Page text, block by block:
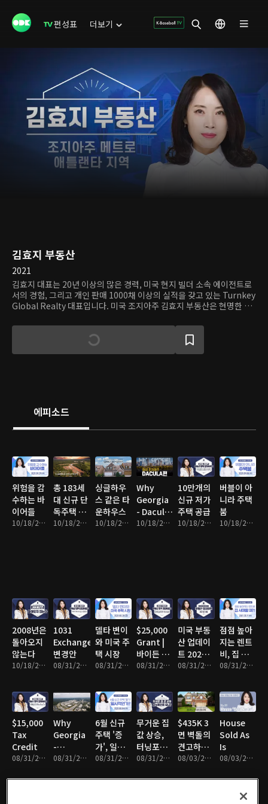
편성표 더보기
김효지 부동산
2021
김효지 대표는 20년 이상의 많은 경력, 미국 현지 빌더 소속 에이전트로
서의 경험, 그리고 개인 판매 1000채 이상의 실적을 갖고 있는 Turnkey
Global Realty 대표입니다. 미국 조지아주 김효지 부동산은 현명한 부
석, 영상으로 만나는 하우스투어>등을 제공합니다. 여러분 인생의 터닝
포인트를 위한 김효지 부동산
에피소드
위험을 감
수하는 바
이어들
10/18/2021 • 3분
총 183세
대 신규 단
독주택 단
지
10/18/2021 • 4분
싱글하우
스 같은 타
운하우스
10/18/2021 • 4분
Why
Georgia
- Dacula
편
10/18/2021 • 4분
10만개의
신규 저가
주택 공급
10/18/2021 • 8분
버블이 아
니라 주택
붐
10/18/2021 • 3분
2008년은
돌아오지
않는다
10/18/2021 • 13분
1031
Exchange
변경안
08/31/2021 • 7분
델타 변이
와 미국 주
택 시장
08/31/2021 • 4분
$25,000
Grant |
바이든 행
정부 부동
트 2
08/31/2021 • 6분
미국 부동
산 업데이
트 2021년
8월
08/31/2021 • 5분
점점 높아
지는 렌트
비, 집 사
야할 때?08/31/2021 • 3분
$15,000
Tax
Credit
08/31/2021 • 4분
Why
Georgia
-
Alpharetta
08/31/2021 • 4분
6월 신규
주택 '증
가', 일시
적인가?08/31/2021 • 4분
무거운 집
값 상승,
터닝포인
트 되나?08/31/2021 • 11분
$435K 3
면 벽돌의
견고하고
아늑한 단
08/03/2021 • 4분
House
Sold As
Is
08/03/2021 • 8분